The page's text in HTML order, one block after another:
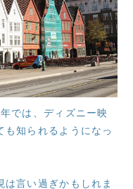
では、ディズニー映
知られるようになっ
言い過ぎかもしれま